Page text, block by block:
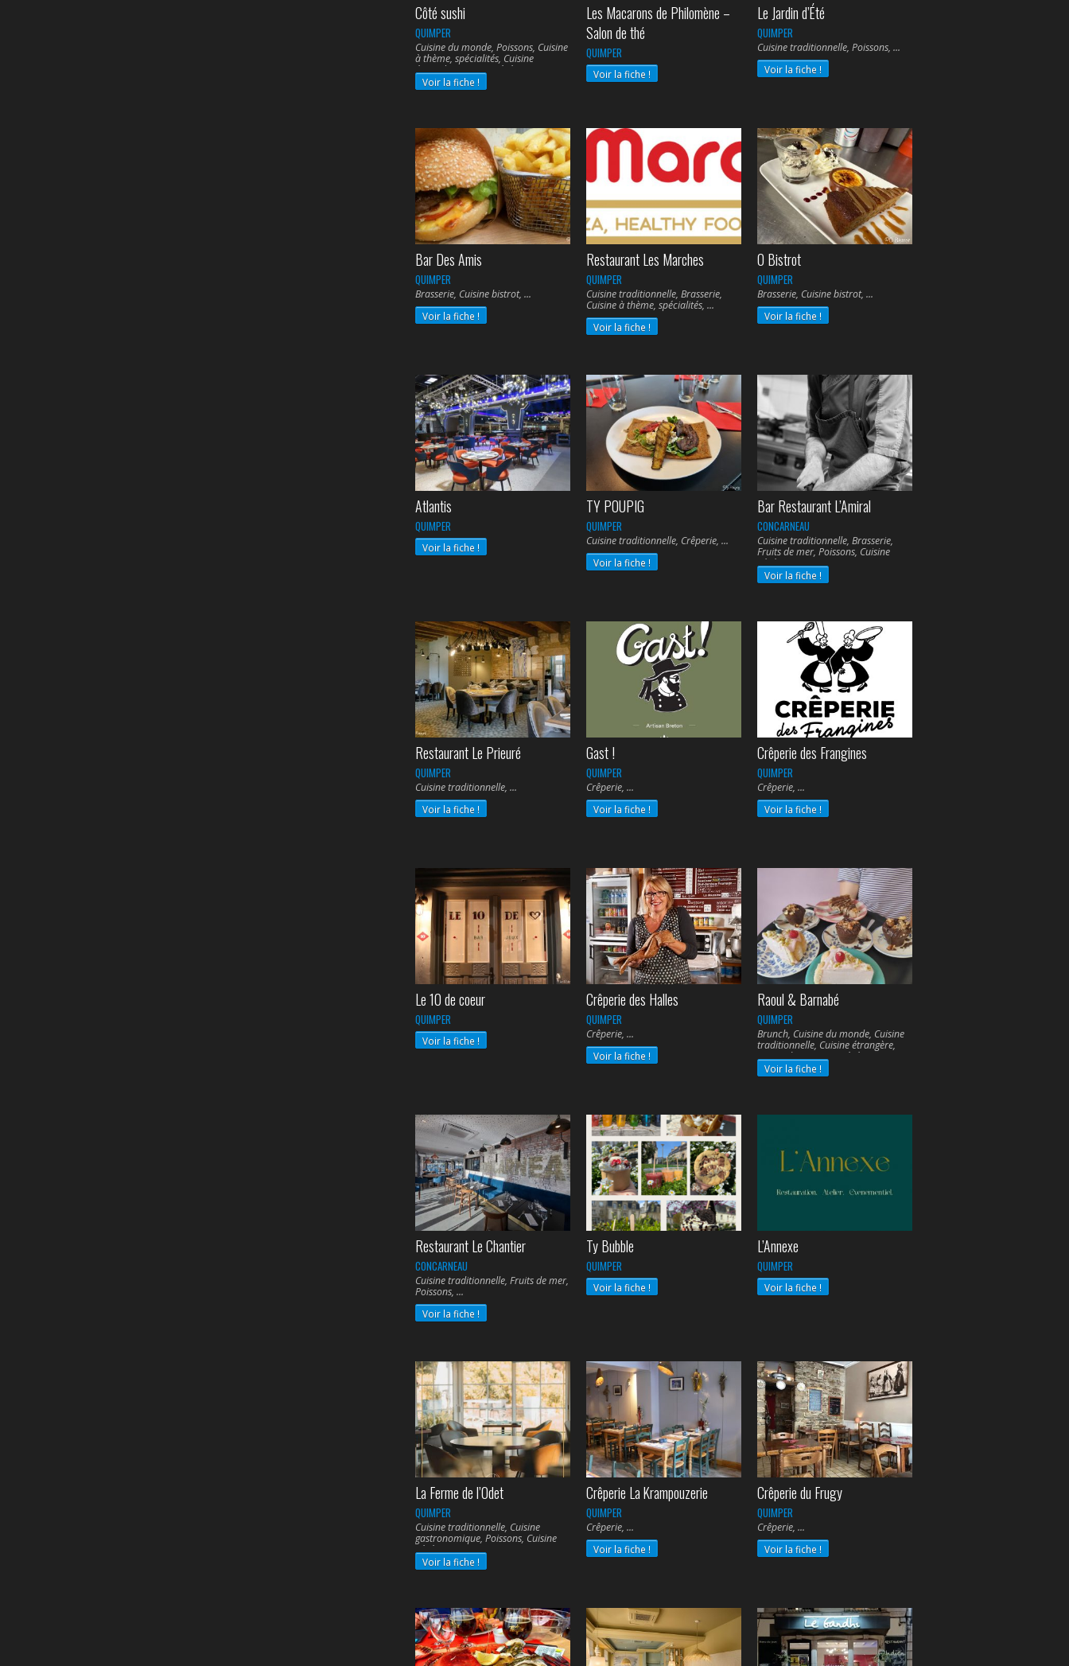
Côté sushi
QUIMPER
Cuisine du monde, Poissons, Cuisine
à thème, spécialités, Cuisine
étrangère, Cuisine végétarienne,
Voir la fiche !
Les Macarons de Philomène –
Salon de thé
QUIMPER
Voir la fiche !
Le Jardin d’Été
QUIMPER
Cuisine traditionnelle, Poissons,
Voir la fiche !
Bar Des Amis
QUIMPER
Brasserie, Cuisine bistrot,
Voir la fiche !
Restaurant Les Marches
QUIMPER
Cuisine traditionnelle, Brasserie,
Cuisine à thème, spécialités,
Voir la fiche !
O Bistrot
QUIMPER
Brasserie, Cuisine bistrot,
Voir la fiche !
Atlantis
QUIMPER
Voir la fiche !
TY POUPIG
QUIMPER
Cuisine traditionnelle, Crêperie,
Voir la fiche !
Bar Restaurant L’Amiral
CONCARNEAU
Cuisine traditionnelle, Brasserie,
Fruits de mer, Poissons, Cuisine
végétarienne,
Voir la fiche !
Restaurant Le Prieuré
QUIMPER
Cuisine traditionnelle,
Voir la fiche !
Gast !
QUIMPER
Crêperie,
Voir la fiche !
Crêperie des Frangines
QUIMPER
Crêperie,
Voir la fiche !
Le 10 de coeur
QUIMPER
Voir la fiche !
Crêperie des Halles
QUIMPER
Crêperie,
Voir la fiche !
Raoul & Barnabé
QUIMPER
Brunch, Cuisine du monde, Cuisine
traditionnelle, Cuisine étrangère,
Cuisine bio, Cuisine végétarienne,
Voir la fiche !
Restaurant Le Chantier
CONCARNEAU
Cuisine traditionnelle, Fruits de mer,
Poissons,
Voir la fiche !
Ty Bubble
QUIMPER
Voir la fiche !
L’Annexe
QUIMPER
Voir la fiche !
La Ferme de l’Odet
QUIMPER
Cuisine traditionnelle, Cuisine
gastronomique, Poissons, Cuisine
végétarienne,
Voir la fiche !
Crêperie La Krampouzerie
QUIMPER
Crêperie,
Voir la fiche !
Crêperie du Frugy
QUIMPER
Crêperie,
Voir la fiche !